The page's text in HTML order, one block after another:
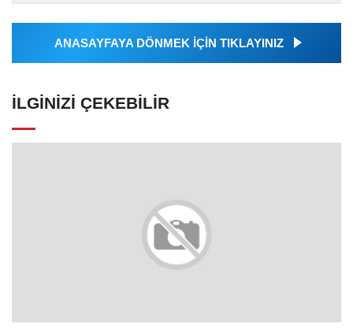
tarafından geçilen tüm...
ANASAYFAYA DÖNMEK İÇİN TIKLAYINIZ
İLGINIZI ÇEKEBILIR